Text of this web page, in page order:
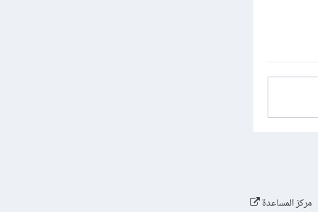
مركز المساعدة